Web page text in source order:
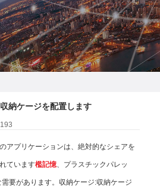
納ケージを配置します
アプリケーションは、絶対的なシェアを
ています檻記憶 、プラスチックパレッ
要があります。収納ケージ:収納ケージ